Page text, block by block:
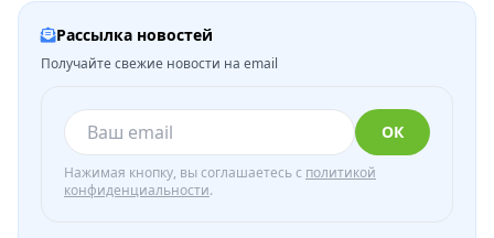
Рассылка новостей
Получайте свежие новости на email
ОК
Нажимая кнопку, вы соглашаетесь с политикой
конфиденциальности.